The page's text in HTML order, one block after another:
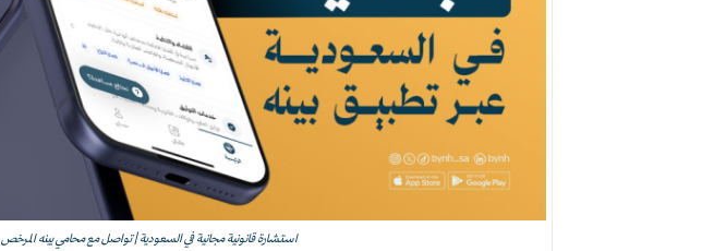
استشارة قانونية مجانية في السعودية | تواصل مع محامي بينه المرخص